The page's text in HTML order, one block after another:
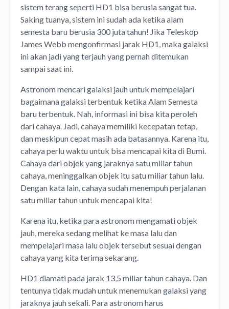
sistem terang seperti HD1 bisa berusia sangat tua.
Saking tuanya, sistem ini sudah ada ketika alam
semesta baru berusia 300 juta tahun! Jika Teleskop
James Webb mengonfirmasi jarak HD1, maka galaksi
ini akan jadi yang terjauh yang pernah ditemukan
sampai saat ini.
Astronom mencari galaksi jauh untuk mempelajari
bagaimana galaksi terbentuk ketika Alam Semesta
baru terbentuk. Nah, informasi ini bisa kita peroleh
dari cahaya. Jadi, cahaya memiliki kecepatan tetap,
dan meskipun cepat masih ada batasannya. Karena itu,
cahaya perlu waktu untuk bisa mencapai kita di Bumi.
Cahaya dari objek yang jaraknya satu miliar tahun
cahaya, meninggalkan objek itu satu miliar tahun lalu.
Dengan kata lain, cahaya sudah menempuh perjalanan
satu miliar tahun untuk mencapai kita!
Karena itu, ketika para astronom mengamati objek
jauh, mereka sedang melihat ke masa lalu dan
mempelajari masa lalu objek tersebut sesuai dengan
cahaya yang kita terima sekarang.
HD1 diamati pada jarak 13,5 miliar tahun cahaya. Dan
tentunya tidak mudah untuk menemukan galaksi yang
jaraknya jauh sekali. Para astronom harus